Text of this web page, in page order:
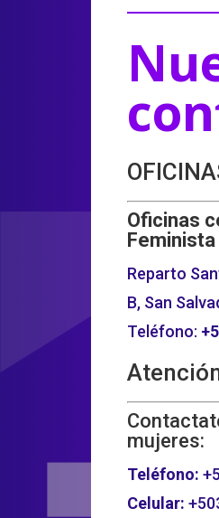
Oficinas
Feminista
Reparto
B, San
Teléfono:
mujeres:
Teléfono:
Celular: